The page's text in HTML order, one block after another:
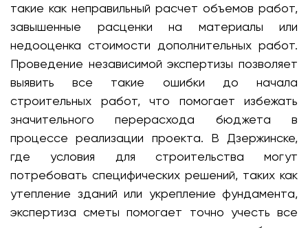
такие как неправильный расчет объемов работ,
завышенные расценки на материалы или
недооценка стоимости дополнительных работ.
Проведение независимой экспертизы позволяет
выявить все такие ошибки до начала
строительных работ, что помогает избежать
значительного перерасхода бюджета в
процессе реализации проекта. В Дзержинске,
где условия для строительства могут
потребовать специфических решений, таких как
утепление зданий или укрепление фундамента,
экспертиза сметы помогает точно учесть все